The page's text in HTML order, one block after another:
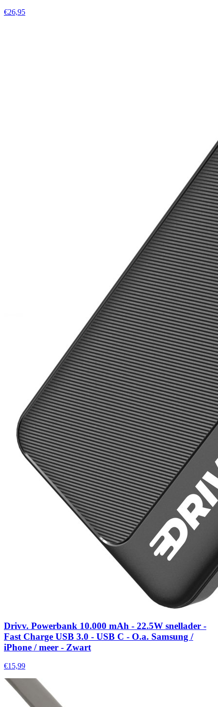
€26,95
Drivv. Powerbank 10.000 mAh - 22.5W snellader -
Fast Charge USB 3.0 - USB C - O.a. Samsung /
iPhone / meer - Zwart
€15,99